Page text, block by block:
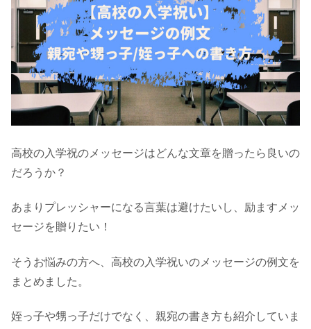
高校の入学祝のメッセージはどんな文章を贈ったら良いの
だろうか？
あまりプレッシャーになる言葉は避けたいし、励ますメッ
セージを贈りたい！
そうお悩みの方へ、高校の入学祝いのメッセージの例文を
まとめました。
姪っ子や甥っ子だけでなく、親宛の書き方も紹介していま